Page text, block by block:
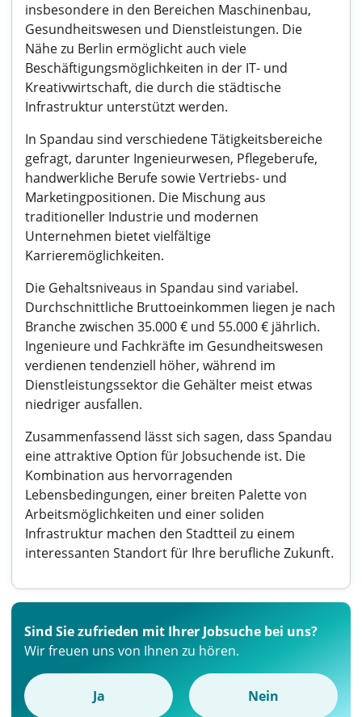
insbesondere in den Bereichen Maschinenbau,
Gesundheitswesen und Dienstleistungen. Die
Nähe zu Berlin ermöglicht auch viele
Beschäftigungsmöglichkeiten in der IT- und
Kreativwirtschaft, die durch die städtische
Infrastruktur unterstützt werden.
In Spandau sind verschiedene Tätigkeitsbereiche
gefragt, darunter Ingenieurwesen, Pflegeberufe,
handwerkliche Berufe sowie Vertriebs- und
Marketingpositionen. Die Mischung aus
traditioneller Industrie und modernen
Unternehmen bietet vielfältige
Karrieremöglichkeiten.
Die Gehaltsniveaus in Spandau sind variabel.
Durchschnittliche Bruttoeinkommen liegen je nach
Branche zwischen 35.000 € und 55.000 € jährlich.
Ingenieure und Fachkräfte im Gesundheitswesen
verdienen tendenziell höher, während im
Dienstleistungssektor die Gehälter meist etwas
niedriger ausfallen.
Zusammenfassend lässt sich sagen, dass Spandau
eine attraktive Option für Jobsuchende ist. Die
Kombination aus hervorragenden
Lebensbedingungen, einer breiten Palette von
Arbeitsmöglichkeiten und einer soliden
Infrastruktur machen den Stadtteil zu einem
interessanten Standort für Ihre berufliche Zukunft.
Sind Sie zufrieden mit Ihrer Jobsuche bei uns?
Wir freuen uns von Ihnen zu hören.
Ja Nein